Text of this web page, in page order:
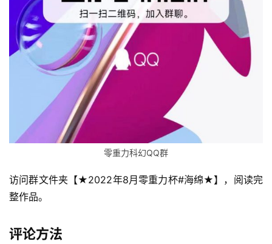
科
征
文
稿
零重力科幻QQ群
访问群文件夹【★2022年8月零重力杯#海绵★】，阅读完
整作品。
评论方法